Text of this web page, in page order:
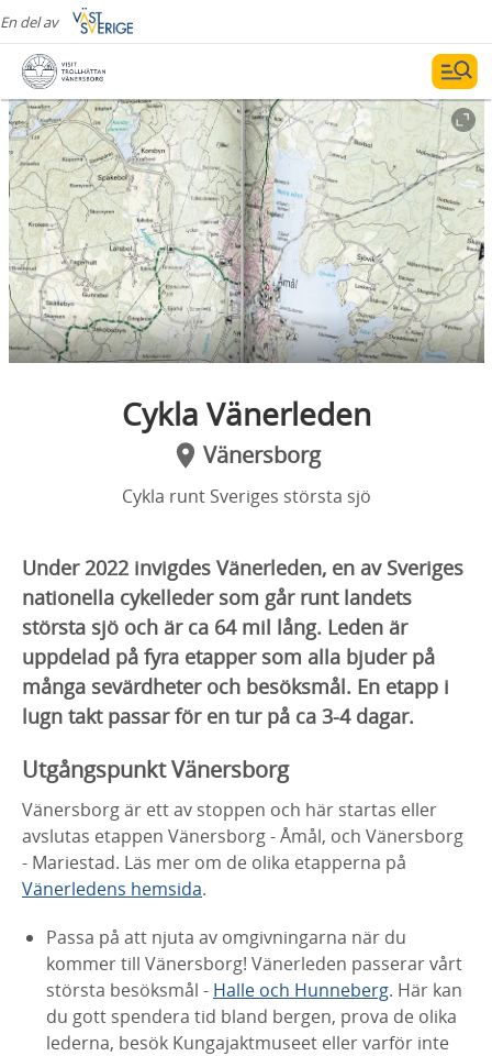
En del av
Cykla Vänerleden
Vänersborg
Cykla runt Sveriges största sjö
Under 2022 invigdes Vänerleden, en av Sveriges
nationella cykelleder som går runt landets
största sjö och är ca 64 mil lång. Leden är
uppdelad på fyra etapper som alla bjuder på
många sevärdheter och besöksmål. En etapp i
lugn takt passar för en tur på ca 3-4 dagar.
Utgångspunkt Vänersborg
Vänersborg är ett av stoppen och här startas eller
avslutas etappen Vänersborg - Åmål, och Vänersborg
- Mariestad. Läs mer om de olika etapperna på
Vänerledens hemsida.
Passa på att njuta av omgivningarna när du
kommer till Vänersborg! Vänerleden passerar vårt
största besöksmål - Halle och Hunneberg. Här kan
du gott spendera tid bland bergen, prova de olika
lederna, besök Kungajaktmuseet eller varför inte